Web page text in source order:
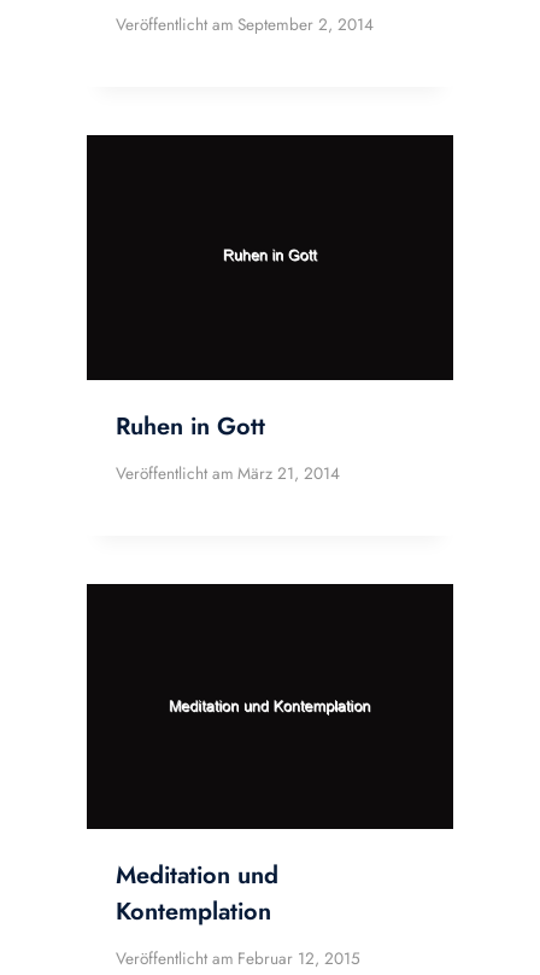
Veröffentlicht am September 2, 2014
Ruhen in Gott
Veröffentlicht am März 21, 2014
Meditation und
Kontemplation
Veröffentlicht am Februar 12, 2015